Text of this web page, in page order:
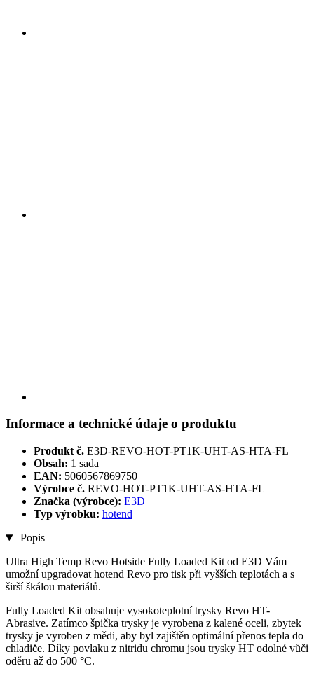
Informace a technické údaje o produktu
Produkt č. E3D-REVO-HOT-PT1K-UHT-AS-HTA-FL
Obsah: 1 sada
EAN: 5060567869750
Výrobce č. REVO-HOT-PT1K-UHT-AS-HTA-FL
Značka (výrobce): E3D
Typ výrobku: hotend
Popis
Ultra High Temp Revo Hotside Fully Loaded Kit od E3D Vám
umožní upgradovat hotend Revo pro tisk při vyšších teplotách a s
širší škálou materiálů.
Fully Loaded Kit obsahuje vysokoteplotní trysky Revo HT-
Abrasive. Zatímco špička trysky je vyrobena z kalené oceli, zbytek
trysky je vyroben z mědi, aby byl zajištěn optimální přenos tepla do
chladiče. Díky povlaku z nitridu chromu jsou trysky HT odolné vůči
oděru až do 500 °C.